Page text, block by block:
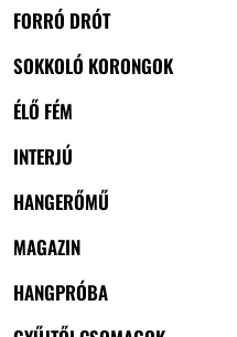
FORRÓ DRÓT
SOKKOLÓ KORONGOK
ÉLŐ FÉM
INTERJÚ
HANGERŐMŰ
MAGAZIN
HANGPRÓBA